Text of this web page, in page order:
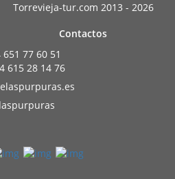
Torrevieja-tur.com 2013 - 2026
Contactos
651 77 60 51
615 28 14 76